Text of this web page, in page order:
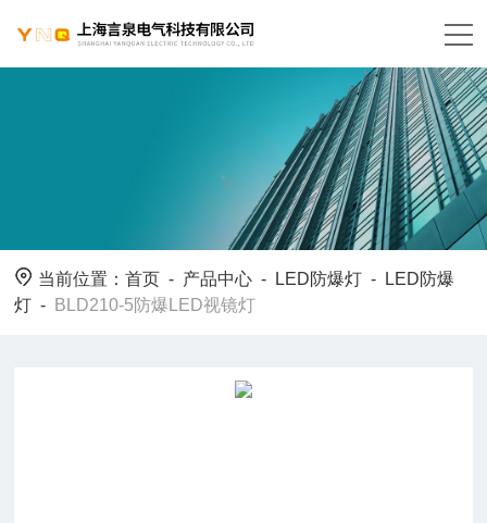
当前位置：首页 - 产品中心 - LED防爆灯 -
LED防爆
灯 - BLD210-5防爆LED视镜灯